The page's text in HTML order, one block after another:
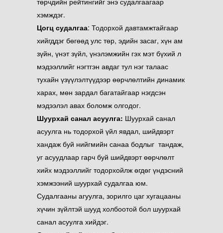
хэмждэг.
Цогц судалгаа: Тодорхой давтамжтайгаар
хийгддэг бөгөөд улс төр, эдийн засаг, хүн ам
зүйн, үнэт зүйл, үнэлэмжийн гэх мэт бүхий л
мэдээллийг нэгтгэн авдаг тул нэг талаас
тухайн үзүүлэлтүүдээр өөрчлөлтийн динамик
харах, мөн зардал багатайгаар нэгдсэн
мэдээлэл авах боломж олгодог.
Шуурхай санал асуулга: Шуурхай санал
асуулга нь тодорхой үйл явдал, шийдвэрт
хандаж буй нийгмийн санаа бодлыг тандаж,
уг асуудлаар гарч буй шийдвэрт өөрчлөлт
хийх мэдээллийг тодорхойлж өгдөг үндэсний
хэмжээний шуурхай судалгаа юм.
Судалгааны агуулга, зорилго цаг хугацааны
хүчин зүйлтэй шууд холбоотой бол шуурхай
санал асуулга хийдэг.